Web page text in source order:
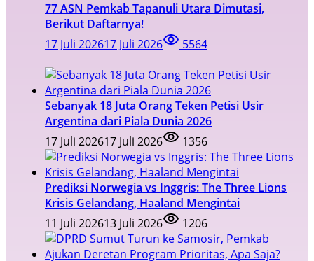
77 ASN Pemkab Tapanuli Utara Dimutasi,
Berikut Daftarnya!
17 Juli 202617 Juli 2026 5564
Sebanyak 18 Juta Orang Teken Petisi Usir
Argentina dari Piala Dunia 2026
17 Juli 202617 Juli 2026 1356
Prediksi Norwegia vs Inggris: The Three Lions
Krisis Gelandang, Haaland Mengintai
11 Juli 202613 Juli 2026 1206